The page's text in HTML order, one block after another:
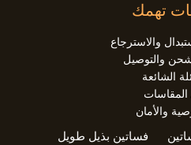
تهمك
والاسترجاع
والتوصيل
الشائعة
المقاسات
والأمان
فساتين بذيل طويل